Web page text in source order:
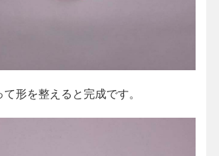
形を整えると完成です。